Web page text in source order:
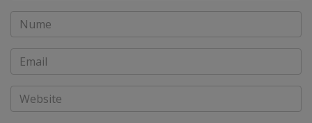
Nume
Email
Website